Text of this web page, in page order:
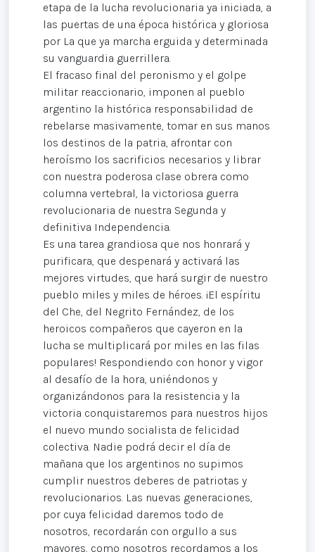
etapa de la lucha revolucionaria ya iniciada, a
las puertas de una época histórica y gloriosa
por La que ya marcha erguida y determinada
su vanguardia guerrillera.
El fracaso final del peronismo y el golpe
militar reaccionario, imponen al pueblo
argentino la histórica responsabilidad de
rebelarse masivamente, tomar en sus manos
los destinos de la patria, afrontar con
heroísmo los sacrificios necesarios y librar
con nuestra poderosa clase obrera como
columna vertebral, la victoriosa guerra
revolucionaria de nuestra Segunda y
definitiva Independencia.
Es una tarea grandiosa que nos honrará y
purificara, que despenará y activará las
mejores virtudes, que hará surgir de nuestro
pueblo miles y miles de héroes. ¡El espíritu
del Che, del Negrito Fernández, de los
heroicos compañeros que cayeron en la
lucha se multiplicará por miles en las filas
populares! Respondiendo con honor y vigor
al desafío de la hora, uniéndonos y
organizándonos para la resistencia y la
victoria conquistaremos para nuestros hijos
el nuevo mundo socialista de felicidad
colectiva. Nadie podrá decir el día de
mañana que los argentinos no supimos
cumplir nuestros deberes de patriotas y
revolucionarios. Las nuevas generaciones,
por cuya felicidad daremos todo de
nosotros, recordarán con orgullo a sus
mayores, como nosotros recordamos a los